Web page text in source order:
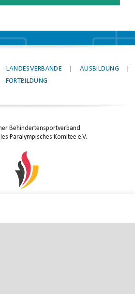
LANDESVERBÄNDE AUSBILDUNG
FORTBILDUNG
Behindertensportverband
Paralympisches Komitee e.V.